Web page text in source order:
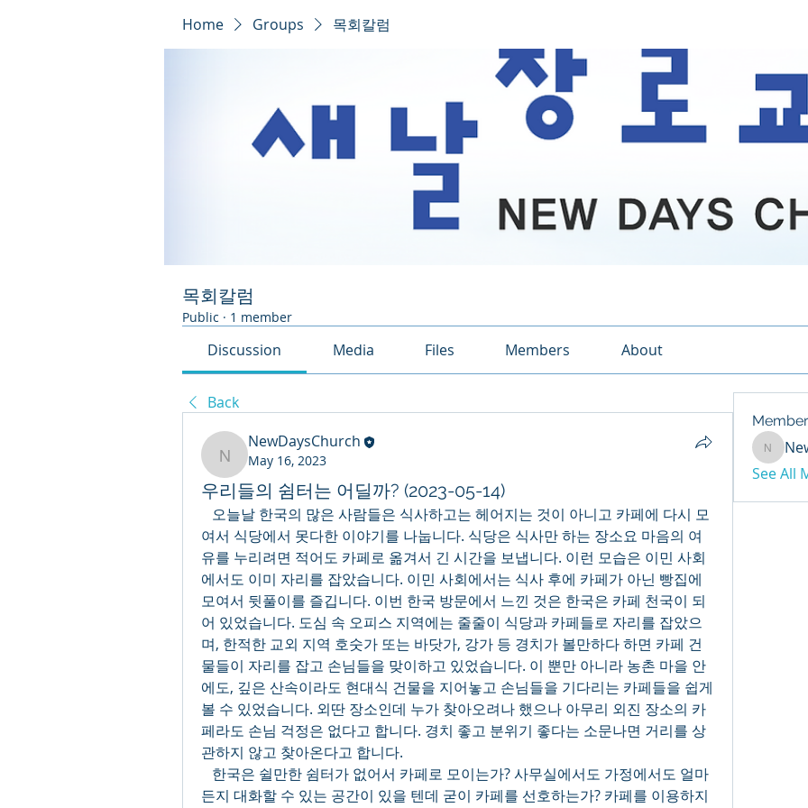
Home Groups 목회칼럼
목회칼럼
Public · 1 member
Discussion Media Files Members About
Back
NewDaysChurch
NewDaysChurch
May 16, 2023
우리들의 쉼터는 어딜까? (2023-05-14)
오늘날 한국의 많은 사람들은 식사하고는 헤어지는 것이 아니고 카페에 다시 모
여서 식당에서 못다한 이야기를 나눕니다. 식당은 식사만 하는 장소요 마음의 여
유를 누리려면 적어도 카페로 옮겨서 긴 시간을 보냅니다. 이런 모습은 이민 사회
에서도 이미 자리를 잡았습니다. 이민 사회에서는 식사 후에 카페가 아닌 빵집에
모여서 뒷풀이를 즐깁니다. 이번 한국 방문에서 느낀 것은 한국은 카페 천국이 되
어 있었습니다. 도심 속 오피스 지역에는 줄줄이 식당과 카페들로 자리를 잡았으
며, 한적한 교외 지역 호숫가 또는 바닷가, 강가 등 경치가 볼만하다 하면 카페 건
물들이 자리를 잡고 손님들을 맞이하고 있었습니다. 이 뿐만 아니라 농촌 마을 안
에도, 깊은 산속이라도 현대식 건물을 지어놓고 손님들을 기다리는 카페들을 쉽게
볼 수 있었습니다. 외딴 장소인데 누가 찾아오려나 했으나 아무리 외진 장소의 카
페라도 손님 걱정은 없다고 합니다. 경치 좋고 분위기 좋다는 소문나면 거리를 상
관하지 않고 찾아온다고 합니다.
한국은 쉴만한 쉼터가 없어서 카페로 모이는가? 사무실에서도 가정에서도 얼마
든지 대화할 수 있는 공간이 있을 텐데 굳이 카페를 선호하는가? 카페를 이용하지
See All